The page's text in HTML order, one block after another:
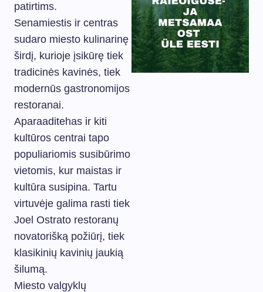
patirtims.
Senamiestis ir centras
sudaro miesto kulinarinę
širdį, kurioje įsikūrę tiek
tradicinės kavinės, tiek
modernūs gastronomijos
restoranai.
Aparaaditehas ir kiti
kultūros centrai tapo
populiariomis susibūrimo
vietomis, kur maistas ir
kultūra susipina. Tartu
virtuvėje galima rasti tiek
Joel Ostrato restoranų
novatorišką požiūrį, tiek
klasikinių kavinių jaukią
šilumą.
Miesto valgyklų